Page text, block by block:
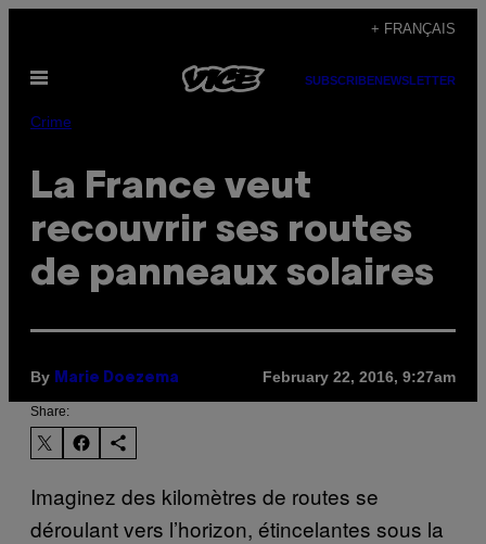
content
+ FRANÇAIS
Open
SUBSCRIBENEWSLETTER
Crime
La France veut
recouvrir ses routes
de panneaux solaires
By Marie Doezema February 22, 2016, 9:27am
Share:
Imaginez des kilomètres de routes se
déroulant vers l’horizon, étincelantes sous la